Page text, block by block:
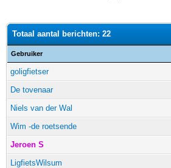
Totaal aantal berichten: 22
Gebruiker
goligfietser
De tovenaar
Niels van der Wal
Wim -de roetsende
Jeroen S
LigfietsWilsum